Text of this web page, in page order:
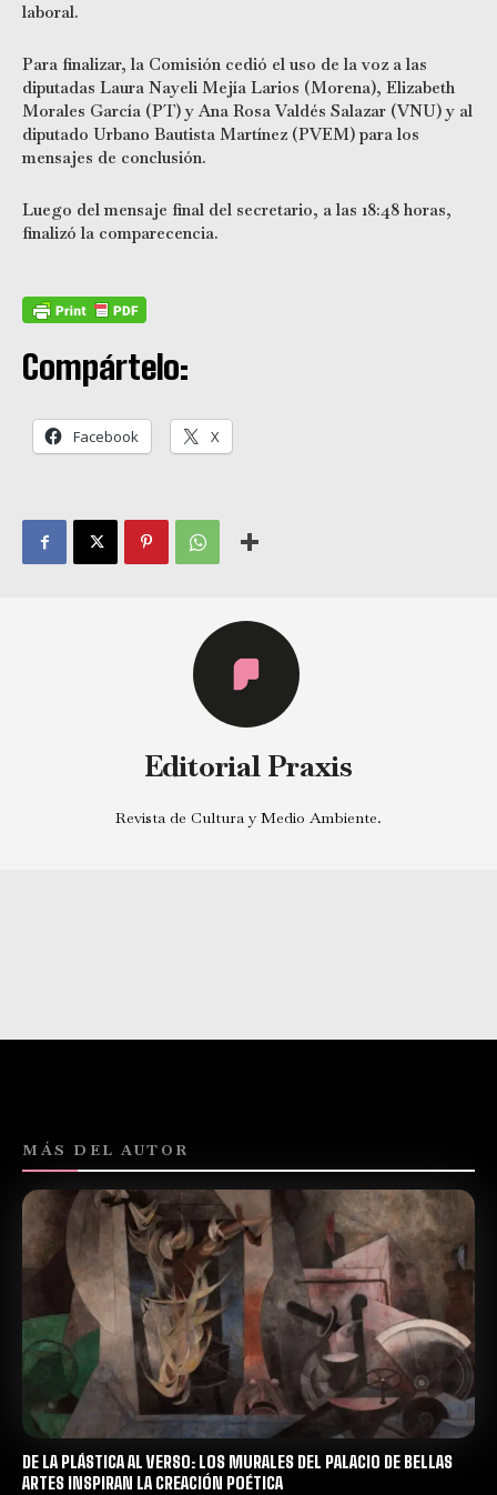
laboral.
Para finalizar, la Comisión cedió el uso de la voz a las
diputadas Laura Nayeli Mejía Larios (Morena), Elizabeth
Morales García (PT) y Ana Rosa Valdés Salazar (VNU) y al
diputado Urbano Bautista Martínez (PVEM) para los
mensajes de conclusión.
Luego del mensaje final del secretario, a las 18:48 horas,
finalizó la comparecencia.
Compártelo:
Facebook X
Editorial Praxis
Revista de Cultura y Medio Ambiente.
MÁS DEL AUTOR
DE LA PLÁSTICA AL VERSO: LOS MURALES DEL PALACIO DE BELLAS
ARTES INSPIRAN LA CREACIÓN POÉTICA